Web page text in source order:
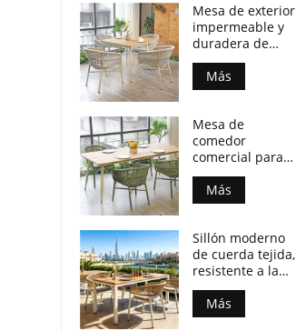
Mesa de exterior
impermeable y
duradera de
madera
contrachapada
con patas de
locales
comerciales.
Más
Mesa de
comedor
comercial para
patio, resistente
a la intemperie,
con tablero de
contrachapada y
patas de
aluminio.
Más
Sillón moderno
de cuerda tejida,
resistente a la
intemperie, para
espacios de
comedor al aire
Más